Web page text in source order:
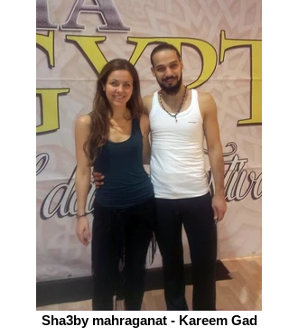
Sha3by mahraganat - Kareem Gad